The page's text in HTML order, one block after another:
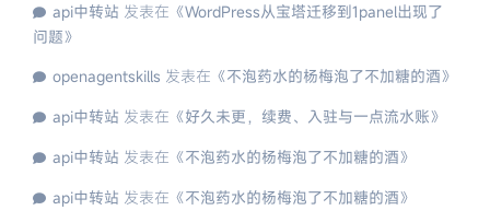
api中转站 发表在《WordPress从宝塔迁移到1panel出现了
问题》
openagentskills 发表在《不泡药水的杨梅泡了不加糖的酒》
api中转站 发表在《好久未更，续费、入驻与一点流水账》
api中转站 发表在《不泡药水的杨梅泡了不加糖的酒》
api中转站 发表在《不泡药水的杨梅泡了不加糖的酒》